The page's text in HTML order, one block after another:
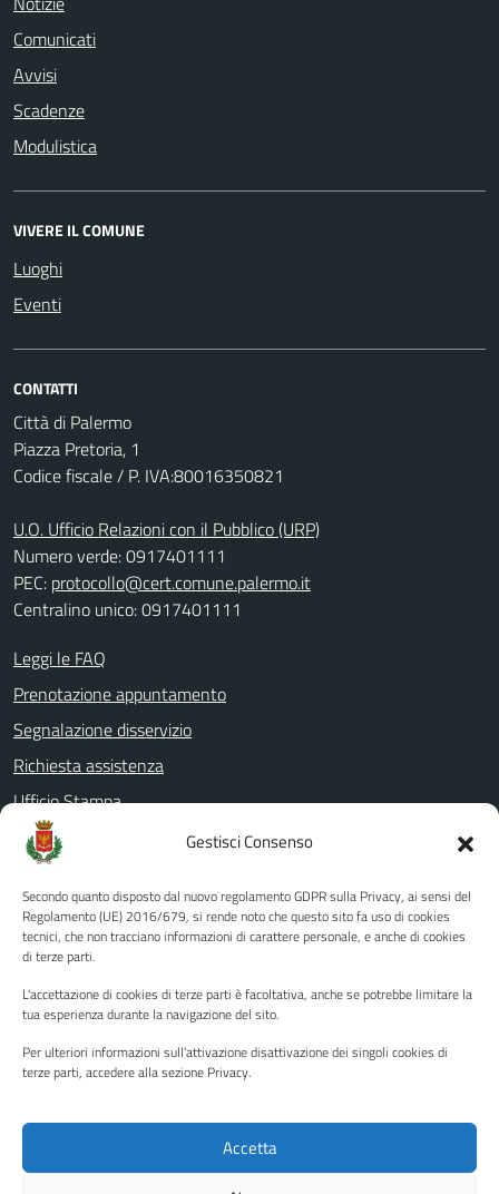
Gestisci Consenso
Secondo quanto disposto dal nuovo regolamento GDPR sulla Privacy, ai sensi del
Regolamento (UE) 2016/679, si rende noto che questo sito fa uso di cookies
tecnici, che non tracciano informazioni di carattere personale, e anche di cookies
di terze parti.
L'accettazione di cookies di terze parti è facoltativa, anche se potrebbe limitare la
tua esperienza durante la navigazione del sito.
Per ulteriori informazioni sull'attivazione disattivazione dei singoli cookies di
terze parti, accedere alla sezione Privacy.
Accetta
Comunicati
Avvisi
Scadenze
Modulistica
VIVERE IL COMUNE
Luoghi
Eventi
CONTATTI
Città di Palermo
Piazza Pretoria, 1
Codice fiscale / P. IVA:80016350821
U.O. Ufficio Relazioni con il Pubblico (URP)
Numero verde: 0917401111
PEC: protocollo@cert.comune.palermo.it
Centralino unico: 0917401111
Leggi le FAQ
Prenotazione appuntamento
Segnalazione disservizio
Richiesta assistenza
Ufficio Stampa
Amministrazione Trasparente
Albo pretorio
Informativa privacy
Note legali
Piano di miglioramento del sito
Instagram